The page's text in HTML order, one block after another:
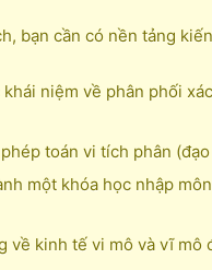
bạn cần có nền tảng
khái niệm về phân phối
toán vi tích phân
một khóa học nhập
về kinh tế vi mô và vĩ mô